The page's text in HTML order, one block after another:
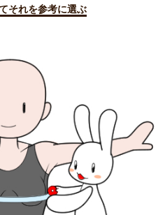
それを参考に選ぶ